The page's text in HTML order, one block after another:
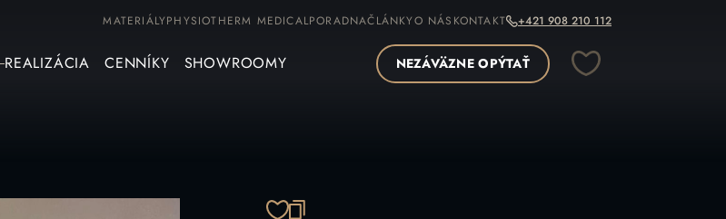
MATERIÁLYPHYSIOTHERM MEDICAL PORADNAČLÁNKYO NÁS KONTAKT +421 908 210 112
REALIZÁCIA CENNÍKY SHOWROOMY NEZÁVÄZNE OPÝTAŤ
SKOPÍROVAŤ ODKAZ